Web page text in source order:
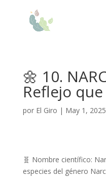
🌼 10.
Reflejo
por El Giro | May 1, 2025
🧬 Nombre científico:
especies del género